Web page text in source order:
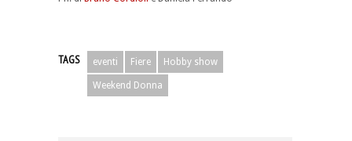
TAGS eventi Fiere Hobby show
Weekend Donna